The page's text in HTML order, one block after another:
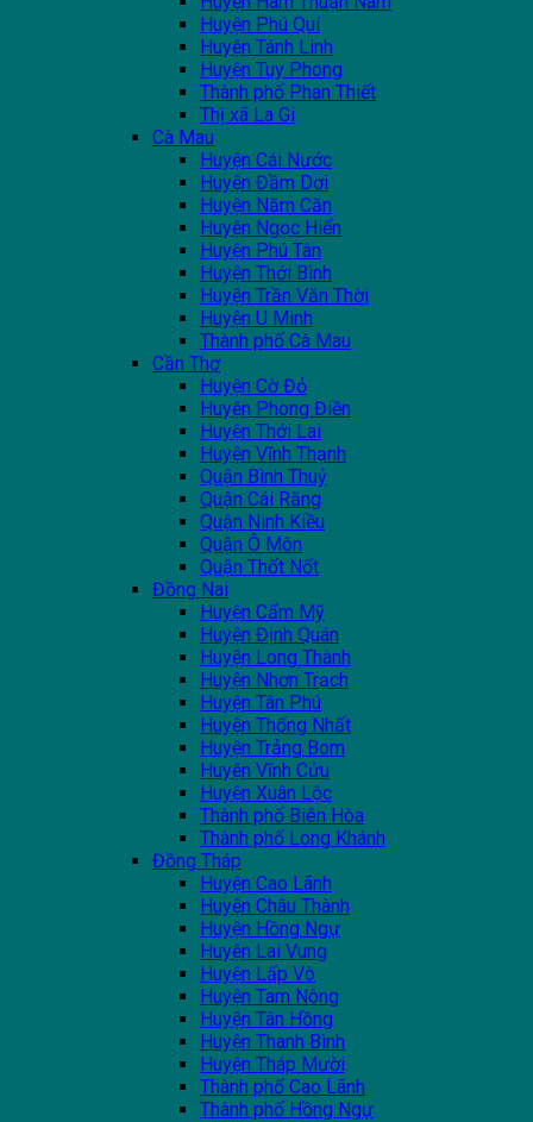
Huyện Phú Quí
Huyện Tánh Linh
Huyện Tuy Phong
Thành phố Phan Thiết
Thị xã La Gi
Cà Mau
Huyện Cái Nước
Huyện Đầm Dơi
Huyện Năm Căn
Huyện Ngọc Hiển
Huyện Phú Tân
Huyện Thới Bình
Huyện Trần Văn Thời
Huyện U Minh
Thành phố Cà Mau
Cần Thơ
Huyện Cờ Đỏ
Huyện Phong Điền
Huyện Thới Lai
Huyện Vĩnh Thạnh
Quận Bình Thuỷ
Quận Cái Răng
Quận Ninh Kiều
Quận Ô Môn
Quận Thốt Nốt
Đồng Nai
Huyện Cẩm Mỹ
Huyện Định Quán
Huyện Long Thành
Huyện Nhơn Trạch
Huyện Tân Phú
Huyện Thống Nhất
Huyện Trảng Bom
Huyện Vĩnh Cửu
Huyện Xuân Lộc
Thành phố Biên Hòa
Thành phố Long Khánh
Đồng Tháp
Huyện Cao Lãnh
Huyện Châu Thành
Huyện Hồng Ngự
Huyện Lai Vung
Huyện Lấp Vò
Huyện Tam Nông
Huyện Tân Hồng
Huyện Thanh Bình
Huyện Tháp Mười
Thành phố Cao Lãnh
Thành phố Hồng Ngự